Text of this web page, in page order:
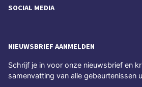
SOCIAL MEDIA
NIEUWSBRIEF AANMELDEN
Schrijf je in voor onze nieuwsbrief en
samenvatting van alle gebeurtenissen